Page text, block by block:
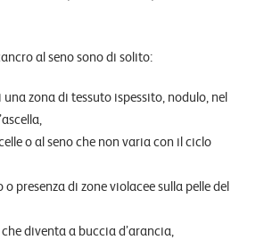
al seno sono di solito:
una zona di tessuto ispessito, nodulo, nel
o al seno che non varia con il ciclo
presenza di zone violacee sulla pelle del
diventa a buccia d’arancia,